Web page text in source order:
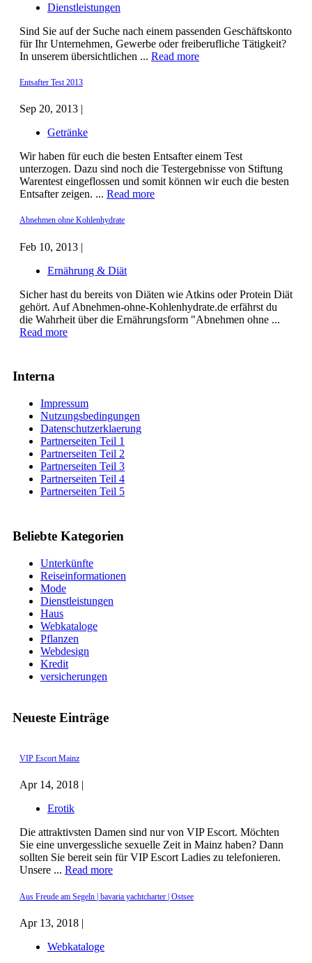
Beliebte Kategorien
Unterkünfte
Reiseinformationen
Mode
Dienstleistungen
Haus
Webkataloge
Pflanzen
Webdesign
Kredit
versicherungen
Neueste Einträge
VIP Escort Mainz
Apr 14, 2018 |
Erotik
Die attraktivsten Damen sind nur von VIP Escort. Möchten
Sie eine unvergessliche sexuelle Zeit in Mainz haben? Dann
sollten Sie bereit sein für VIP Escort Ladies zu telefonieren.
Unsere ... Read more
Aus Freude am Segeln | bavaria yachtcharter | Ostsee
Apr 13, 2018 |
Webkataloge
Dienstleistungen
Sind Sie auf der Suche nach einem passenden Geschäftskonto
für Ihr Unternehmen, Gewerbe oder freiberufliche Tätigkeit?
In unserem übersichtlichen ... Read more
Entsafter Test 2013
Sep 20, 2013 |
Getränke
Wir haben für euch die besten Entsafter einem Test
unterzogen. Dazu sind noch die Testergebnisse von Stiftung
Warentest eingeflossen und somit können wir euch die besten
Entsafter zeigen. ... Read more
Abnehmen ohne Kohlenhydrate
Feb 10, 2013 |
Ernährung & Diät
Sicher hast du bereits von Diäten wie Atkins oder Protein Diät
gehört. Auf Abnehmen-ohne-Kohlenhydrate.de erfährst du
die Wahrheit über die Ernährungsform "Abnehmen ohne ...
Read more
Interna
Impressum
Nutzungsbedingungen
Datenschutzerklaerung
Partnerseiten Teil 1
Partnerseiten Teil 2
Partnerseiten Teil 3
Partnerseiten Teil 4
Partnerseiten Teil 5